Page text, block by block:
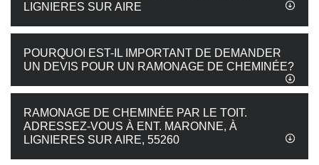
LIGNIERES SUR AIRE
POURQUOI EST-IL IMPORTANT DE DEMANDER
UN DEVIS POUR UN RAMONAGE DE CHEMINÉE?
RAMONAGE DE CHEMINÉE PAR LE TOIT.
ADRESSEZ-VOUS À ENT. MARONNE, À
LIGNIERES SUR AIRE, 55260